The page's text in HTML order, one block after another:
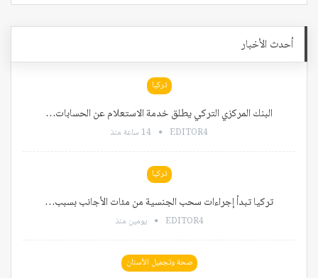
أحدث الأخبار
تركيا
البنك المركزي التركي يطلق خدمة الاستعلام عن الحسابات…
EDITOR4 14 ساعة منذ
تركيا
تركيا تبدأ إجراءات سحب الجنسية من مئات الأجانب بسبب…
EDITOR4 يومين منذ
صحة وتجميل الأسنان